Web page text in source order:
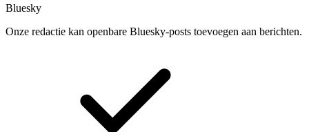
Bluesky
Onze redactie kan openbare Bluesky-posts toevoegen aan berichten.